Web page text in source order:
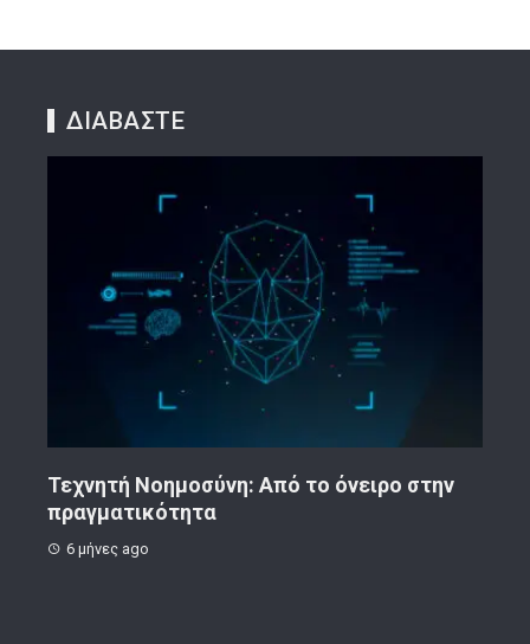
ΔΙΑΒΑΣΤΕ
Κορινθιακό Επιχειρείν – Ανακοίνωση
8 μήνες ago